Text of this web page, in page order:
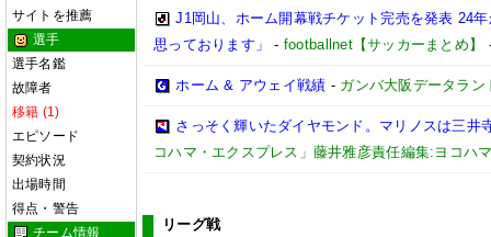
サイトを推薦
選手
選手名鑑
故障者
移籍 (1)
エピソード
契約状況
出場時間
得点・警告
チーム情報
J1岡山、ホーム開幕戦チケット完売を発表 24
思っております」
- footballnet【サッカーまとめ】
ホーム & アウェイ戦績 - ガンバ大阪データラ
さっそく輝いたダイヤモンド。マリノスは三井
コハマ・エクスプレス」藤井雅彦責任編集:ヨコハ
リーグ戦